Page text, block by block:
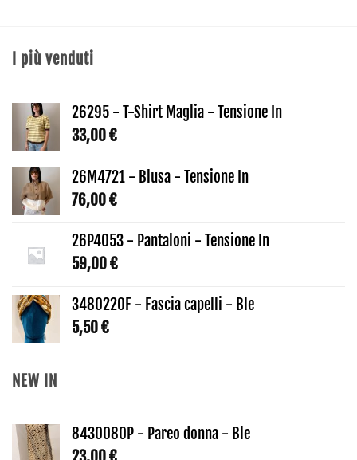
I più venduti
26295 - T-Shirt Maglia - Tensione In
33,00€
26M4721 - Blusa - Tensione In
76,00€
26P4053 - Pantaloni - Tensione In
59,00€
3480220F - Fascia capelli - Ble
5,50€
NEW IN
8430080P - Pareo donna - Ble